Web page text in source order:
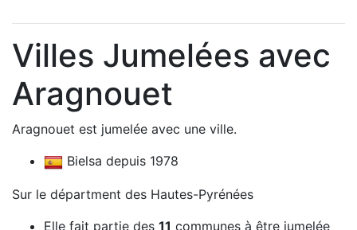
Villes Jumelées avec
Aragnouet
Aragnouet est jumelée avec une ville.
Bielsa depuis 1978
Sur le départment des Hautes-Pyrénées
Elle fait partie des 11 communes à être jumelée